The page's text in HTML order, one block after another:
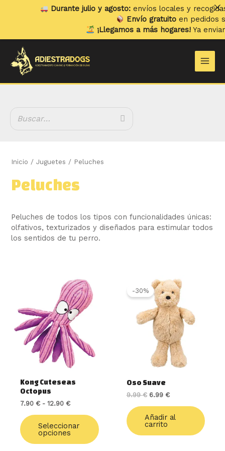
Inicio /Juguetes / Peluches
Peluches
Peluches de todos los tipos con funcionalidades únicas:
olfativos, texturizados y diseñados para estimular todos
los sentidos de tu perro.
Kong Cuteseas
Octopus
7.90 € - 12.90 €
Rango
de
precios:
desde
7.90 €
hasta
12.90 €
Seleccionar
opciones
producto
-30%
Oso Suave
9.99€
El
precio
original
era:
9.99 €.
6.99 €
El
precio
actual
es:
6.99 €.
Añadir al
carrito
Durante julio y agosto:envíos locales y recogidas los
Envío gratuito en pedidos
¡Llegamos a más hogares!Ya enviamos a